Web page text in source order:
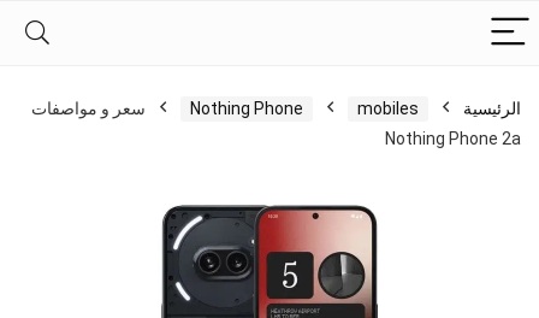
الرئيسية mobiles
Nothing Phone
سعر و مواصفات
Nothing Phone 2a